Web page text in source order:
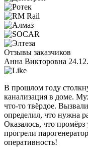
Отзывы заказчиков
Анна Викторовна
В прошлом году
канализация в доме.
что-то твёрдое.
определил, что нужна
Оказалось, что
прогрели
оперативность!